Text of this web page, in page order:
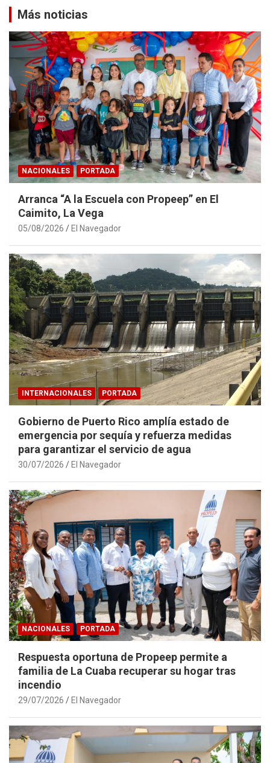
Más noticias
NACIONALES PORTADA
Arranca “A la Escuela con Propeep” en El
Caimito, La Vega
05/08/2026 El Navegador
INTERNACIONALES PORTADA
Gobierno de Puerto Rico amplía estado de
emergencia por sequía y refuerza medidas
para garantizar el servicio de agua
30/07/2026 El Navegador
NACIONALES PORTADA
Respuesta oportuna de Propeep permite a
familia de La Cuaba recuperar su hogar tras
incendio
29/07/2026 El Navegador